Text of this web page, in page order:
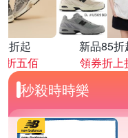
折起
折五佰
新品85折
領券折上
秒殺時時樂